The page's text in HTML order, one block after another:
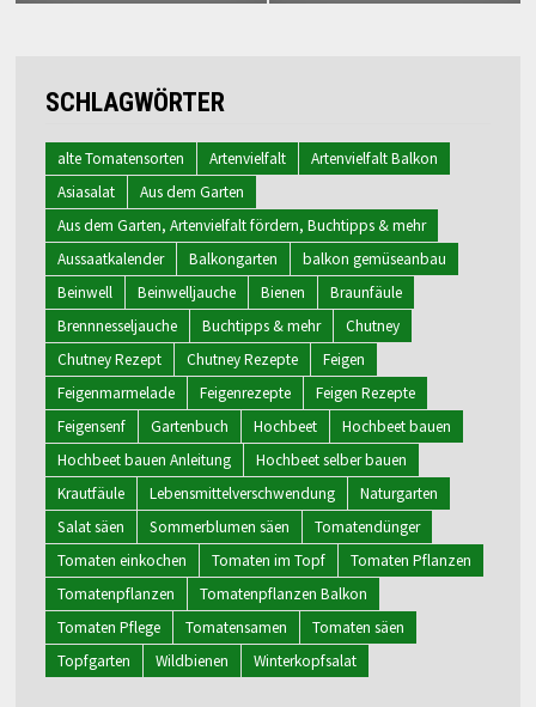
SCHLAGWÖRTER
alte Tomatensorten Artenvielfalt
Artenvielfalt Balkon
Asiasalat
Aus dem Garten
Aus dem Garten, Artenvielfalt fördern, Buchtipps & mehr
Aussaatkalender
Balkongarten
balkon gemüseanbau
Beinwell
Beinwelljauche Bienen
Braunfäule
Brennnesseljauche
Buchtipps & mehr
Chutney
Chutney Rezept
Chutney Rezepte
Feigen
Feigenmarmelade
Feigenrezepte
Feigen Rezepte
Feigensenf
Gartenbuch Hochbeet
Hochbeet bauen
Hochbeet bauen Anleitung
Hochbeet selber bauen
Krautfäule
Lebensmittelverschwendung
Naturgarten
Salat säen
Sommerblumen säen
Tomatendünger
Tomaten einkochen
Tomaten im Topf
Tomaten Pflanzen
Tomatenpflanzen
Tomatenpflanzen Balkon
Tomaten Pflege
Tomatensamen
Tomaten säen
Topfgarten
Wildbienen Winterkopfsalat